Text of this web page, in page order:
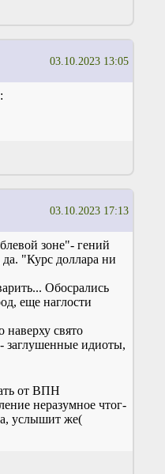
03.10.2023 13:05
03.10.2023 17:13
зоне"- гений
"Курс доллара ни
Обосрались
еще наглости
свято
заглушенные идиоты,
от ВПН
неразумное чтог-
услышит же(